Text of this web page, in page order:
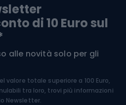
di 10 Euro sul
alle novità solo per gli
totale superiore a 100 Euro,
tra loro, trovi più informazioni
Newsletter.